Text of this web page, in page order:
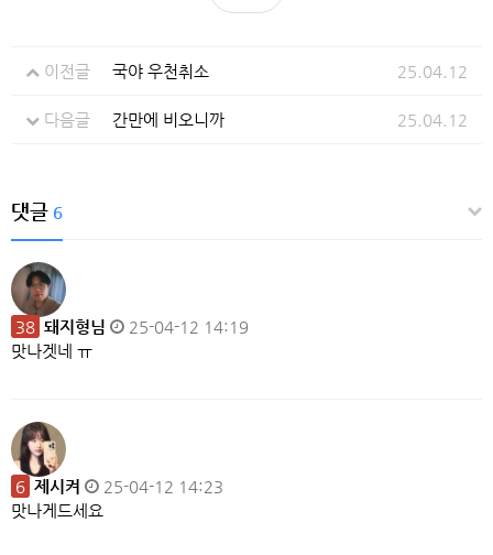
이전글 국야 우천취소 25.04.12
다음글 간만에 비오니까 25.04.12
댓글 6
38 돼지형님
25-04-12 14:19
맛나겟네 ㅠ
6 제시켜
25-04-12 14:23
맛나게드세요